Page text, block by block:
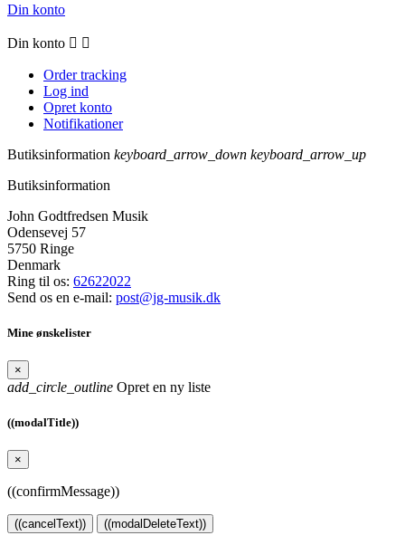
Din konto
Din konto  
Order tracking
Log ind
Opret konto
Notifikationer
Butiksinformation keyboard_arrow_down keyboard_arrow_up
Butiksinformation
John Godtfredsen Musik
Odensevej 57
5750 Ringe
Denmark
Ring til os: 62622022
Send os en e-mail: post@jg-musik.dk
Mine ønskelister
×
add_circle_outline Opret en ny liste
((modalTitle))
×
((confirmMessage))
((cancelText)) ((modalDeleteText))